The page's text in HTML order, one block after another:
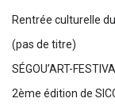
Rentrée culturelle
(pas de titre)
SÉGOU’ART-
2ème édition de